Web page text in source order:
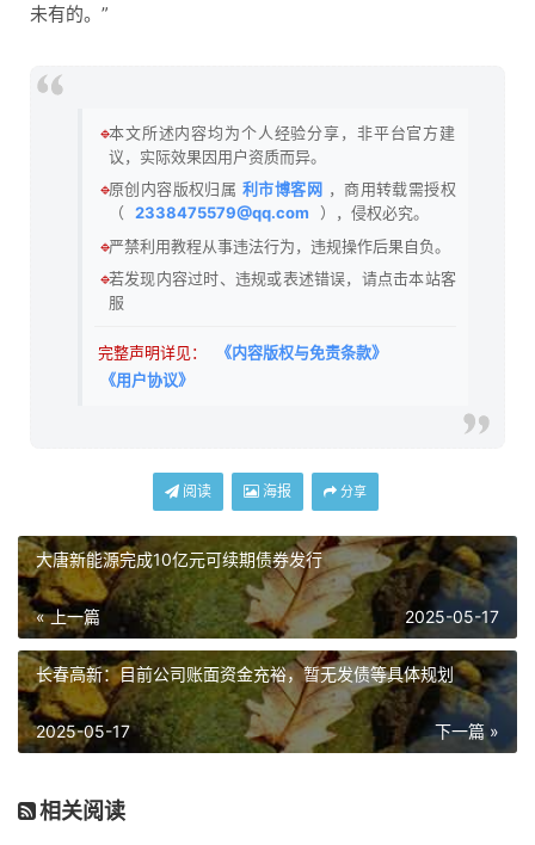
未有的。”
🔹本文所述内容均为个人经验分享，非平台官方建
议，实际效果因用户资质而异。
🔹原创内容版权归属 利市博客网 ，商用转载需授权
（
2338475579@qq.com
），侵权必究。
🔹严禁利用教程从事违法行为，违规操作后果自负。
🔹若发现内容过时、违规或表述错误，请点击本站客
服
完整声明详见：
《内容版权与免责条款》
《用户协议》
阅读 海报 分享
大唐新能源完成10亿元可续期债券发行
« 上一篇 2025-05-17
长春高新：目前公司账面资金充裕，暂无发债等具体规划
下一篇 »
2025-05-17
相关阅读